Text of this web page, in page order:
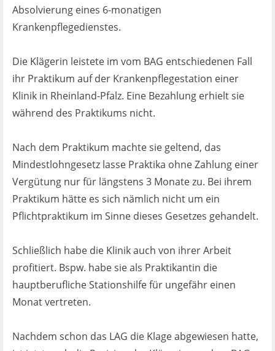
Impressum
Absolvierung eines 6-monatigen
Krankenpflegedienstes.
Die Klägerin leistete im vom BAG entschiedenen Fall
ihr Praktikum auf der Krankenpflegestation einer
Klinik in Rheinland-Pfalz. Eine Bezahlung erhielt sie
während des Praktikums nicht.
Nach dem Praktikum machte sie geltend, das
Mindestlohngesetz lasse Praktika ohne Zahlung einer
Vergütung nur für längstens 3 Monate zu. Bei ihrem
Praktikum hätte es sich nämlich nicht um ein
Pflichtpraktikum im Sinne dieses Gesetzes gehandelt.
Schließlich habe die Klinik auch von ihrer Arbeit
profitiert. Bspw. habe sie als Praktikantin die
hauptberufliche Stationshilfe für ungefähr einen
Monat vertreten.
Nachdem schon das LAG die Klage abgewiesen hatte,